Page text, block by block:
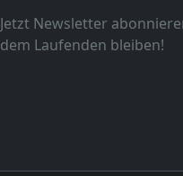
Jetzt Newsletter
dem Laufenden bleiben!